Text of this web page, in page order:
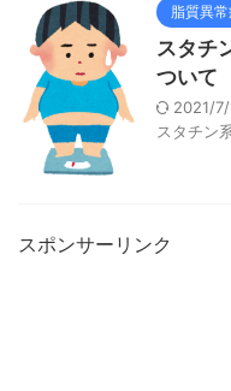
脂質異
スタチ
ついて
2021/
スタチン
スポンサーリンク